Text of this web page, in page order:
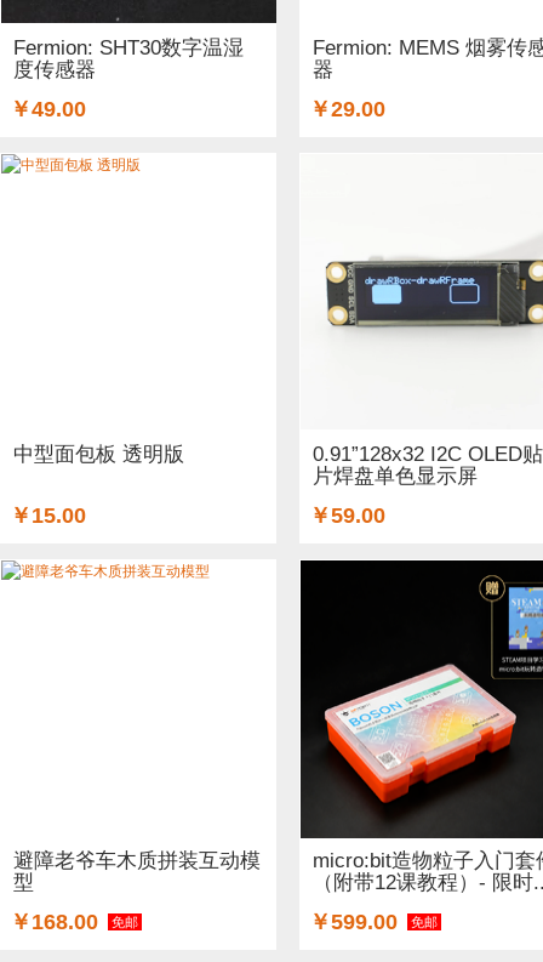
Fermion: SHT30数字温湿
度传感器
￥49.00
Fermion: MEMS 烟雾传
器
￥29.00
中型面包板 透明版
￥15.00
0.91”128x32 I2C OLED贴
片焊盘单色显示屏
￥59.00
避障老爷车木质拼装互动模
型
￥168.00 免邮
micro:bit造物粒子入门套
（附带12课教程）- 限时
￥599.00 免邮